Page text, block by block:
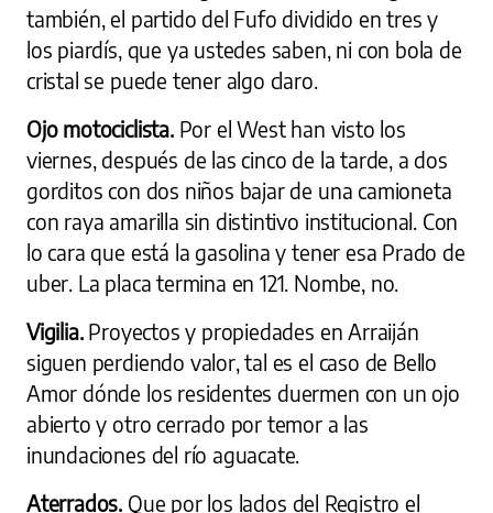
también, el partido del Fufo dividido en tres y
los piardís, que ya ustedes saben, ni con bola de
cristal se puede tener algo claro.
Ojo motociclista. Por el West han visto los
viernes, después de las cinco de la tarde, a dos
gorditos con dos niños bajar de una camioneta
con raya amarilla sin distintivo institucional. Con
lo cara que está la gasolina y tener esa Prado de
uber. La placa termina en 121. Nombe, no.
Vigilia. Proyectos y propiedades en Arraiján
siguen perdiendo valor, tal es el caso de Bello
Amor dónde los residentes duermen con un ojo
abierto y otro cerrado por temor a las
inundaciones del río aguacate.
Aterrados. Que por los lados del Registro el